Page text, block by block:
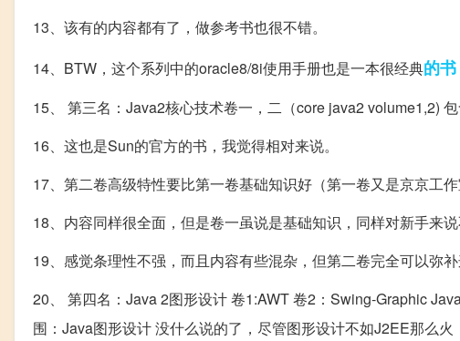
13、该有的内容都有了，做参考书也很不错。
14、BTW，这个系列中的oracle8/8i使用手册也是一本很经典的书
15、 第三名：Java2核心技术卷一，二（core java2 volume1,2)
16、这也是Sun的官方的书，我觉得相对来说。
17、第二卷高级特性要比第一卷基础知识好（第一卷又是京京工作
18、内容同样很全面，但是卷一虽说是基础知识，同样对新手来说
19、感觉条理性不强，而且内容有些混杂，但第二卷完全可以弥
20、 第四名：Java 2图形设计 卷1:AWT 卷2：Swing-Graphic
围：Java图形设计 没什么说的了，尽管图形设计不如J2EE那么